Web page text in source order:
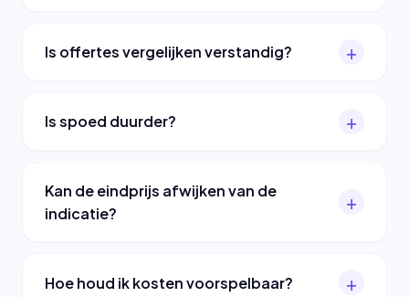
Is offertes vergelijken verstandig?
Is spoed duurder?
Kan de eindprijs afwijken van de
indicatie?
Hoe houd ik kosten voorspelbaar?